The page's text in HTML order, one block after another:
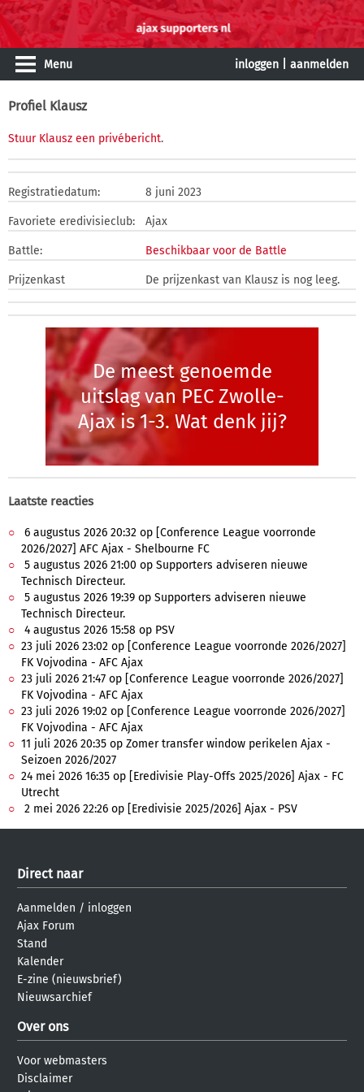
Menu inloggen aanmelden
Profiel Klausz
Stuur Klausz een privébericht.
Registratiedatum: 8 juni 2023
Favoriete eredivisieclub: Ajax
Battle: Beschikbaar voor de Battle
Prijzenkast De prijzenkast van Klausz is nog leeg.
De meest genoemde
uitslag van PEC Zwolle-
Ajax is 1-3. Wat denk jij?
Laatste reacties
6 augustus 2026 20:32 op [Conference League voorronde
2026/2027] AFC Ajax - Shelbourne FC
5 augustus 2026 21:00 op Supporters adviseren nieuwe
Technisch Directeur.
5 augustus 2026 19:39 op Supporters adviseren nieuwe
Technisch Directeur.
4 augustus 2026 15:58 op PSV
23 juli 2026 23:02 op [Conference League voorronde 2026/2027]
FK Vojvodina - AFC Ajax
23 juli 2026 21:47 op [Conference League voorronde 2026/2027]
FK Vojvodina - AFC Ajax
23 juli 2026 19:02 op [Conference League voorronde 2026/2027]
FK Vojvodina - AFC Ajax
11 juli 2026 20:35 op Zomer transfer window perikelen Ajax -
Seizoen 2026/2027
24 mei 2026 16:35 op [Eredivisie Play-Offs 2025/2026] Ajax - FC
Utrecht
2 mei 2026 22:26 op [Eredivisie 2025/2026] Ajax - PSV
Direct naar
Aanmelden / inloggen
Ajax Forum
Stand
Kalender
E-zine (nieuwsbrief)
Nieuwsarchief
Over ons
Voor webmasters
Disclaimer